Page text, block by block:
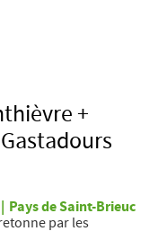
+
Pays de Saint-Brieuc
par les